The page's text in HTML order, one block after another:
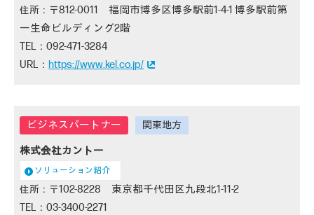
812-0011 福岡市博多区博多駅前1-4-1 博多駅前第
一生命ビルディング2階
092-471-3284
https://www.kel.co.jp/
株式会社カントー
ソリューション紹介
102-8228 東京都千代田区九段北1-11-2
03-3400-2271